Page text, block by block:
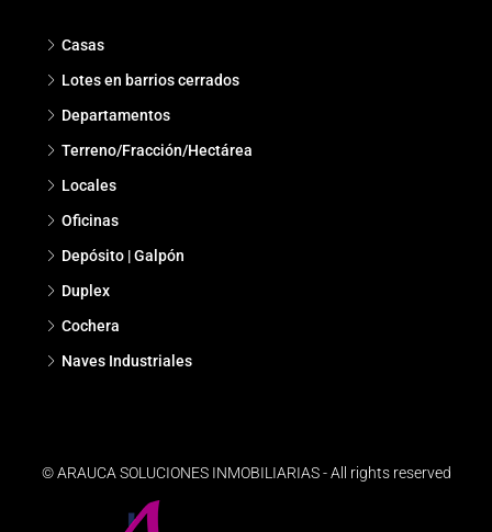
Casas
Lotes en barrios cerrados
Departamentos
Terreno/Fracción/Hectárea
Locales
Oficinas
Depósito | Galpón
Duplex
Cochera
Naves Industriales
© ARAUCA SOLUCIONES INMOBILIARIAS - All rights reserved